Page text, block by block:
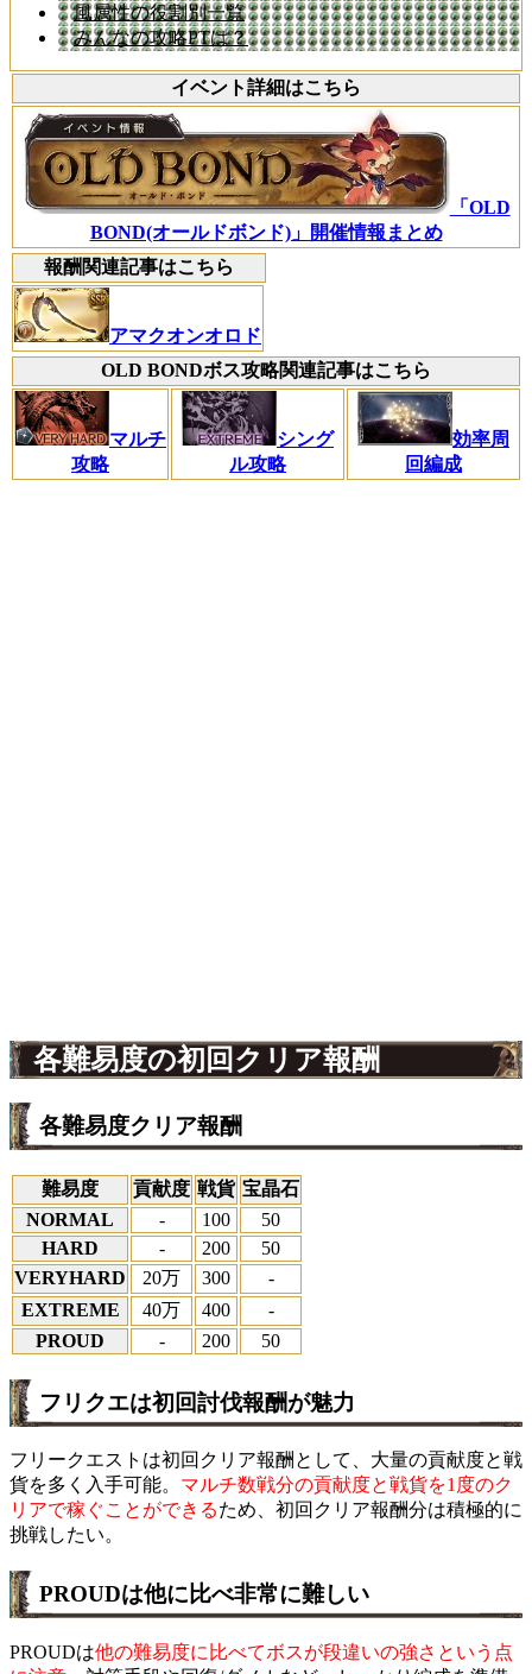
風属性の役割別一覧
みんなの攻略PTは？
イベント詳細はこちら
「OLD
BOND(オールドボンド)」開催情報まとめ
報酬関連記事はこちら
アマクオンオロド
OLD BONDボス攻略関連記事はこちら
マルチ
攻略
シング
ル攻略
効率周
回編成
各難易度の初回クリア報酬
各難易度クリア報酬
難易度 貢献度 戦貨 宝晶石
NORMAL
- 100
50
HARD
- 200
50
VERYHARD
20万 300
-
EXTREME
40万 400
-
PROUD
- 200 50
フリクエは初回討伐報酬が魅力
フリークエストは初回クリア報酬として、大量の貢献度と戦
貨を多く入手可能。 マルチ数戦分の貢献度と戦貨を1度のク
リアで稼ぐことができるため、初回クリア報酬分は積極的に
挑戦したい。
PROUDは他に比べ非常に難しい
PROUDは他の難易度に比べてボスが段違いの強さという点